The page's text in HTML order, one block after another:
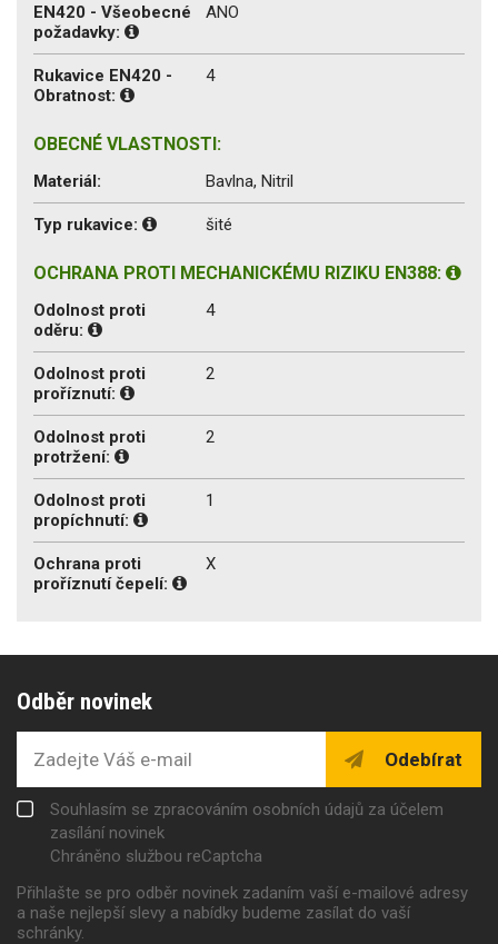
EN420 - Všeobecné
požadavky:
ANO
Rukavice EN420 -
Obratnost:
4
OBECNÉ VLASTNOSTI:
Materiál: Bavlna, Nitril
Typ rukavice: šité
OCHRANA PROTI MECHANICKÉMU RIZIKU EN388:
Odolnost proti
oděru:
4
Odolnost proti
proříznutí:
2
Odolnost proti
protržení:
2
Odolnost proti
propíchnutí:
1
Ochrana proti
proříznutí čepelí:
X
Odběr novinek
Odebírat
Souhlasím se zpracováním osobních údajů za účelem
zasílání novinek
Chráněno službou reCaptcha
Přihlašte se pro odběr novinek zadaním vaší e-mailové adresy
a naše nejlepší slevy a nabídky budeme zasílat do vaší
schránky.